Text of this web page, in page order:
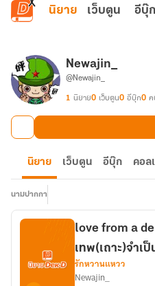
ข้ามไปยังเนื้อหาหลัก
นิยาย เว็บตูน อีบุ๊ก
Newajin_
@Newajin_
1 นิยาย0 เว็บตูน0 อีบุ๊ก0 ค
นิยาย เว็บตูน อีบุ๊ก คอล
นามปากกา
love from a
เทพ(เถาะ)จำเป็
รักหวานแหวว
Newajin_